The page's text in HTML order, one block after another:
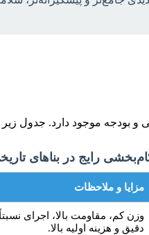
بودجه موجود دارد. جدول
مزایا و ملاحظات
وزن کم، مقاومت بالا، اجرای
دقیق و هزینه اولیه بالا.